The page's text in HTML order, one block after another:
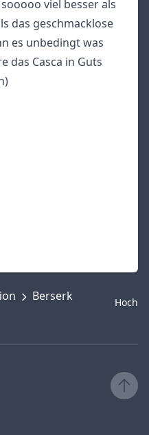
viel besser als
das geschmacklose
es unbedingt was
das Casca in Guts
Berserk
Hoch